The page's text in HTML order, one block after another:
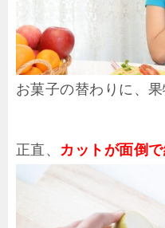
お菓子の替わりに、
正直、 カットが面倒